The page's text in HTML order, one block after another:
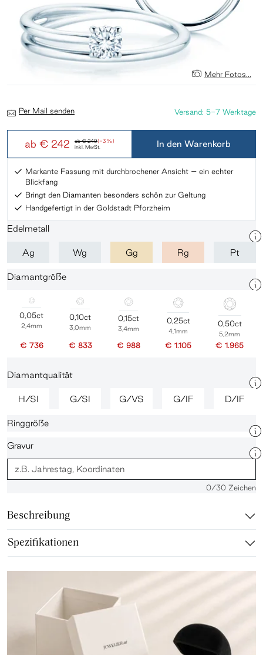
Mehr Fotos...
ab€ 249(-3 %)
ab € 242 inkl. MwSt.
Versand: 5-7 Werktage
Per Mail senden
In den Warenkorb
Markante Fassung mit durchbrochener Ansicht – ein echter
Blickfang
Bringt den Diamanten besonders schön zur Geltung
Handgefertigt in der Goldstadt Pforzheim
Edelmetall
Ag Wg Gg Rg Pt
Diamantgröße
0,05ct
2,4mm
€ 736
0,10ct
3,0mm
€ 833
0,15ct
3,4mm
€ 988
0,25ct
4,1mm
€ 1.105
0,50ct
5,2mm
€ 1.965
Diamantqualität
H/SI G/SI G/VS G/IF D/IF
Ringgröße
Gravur
0/30 Zeichen
Beschreibung
Spezifikationen